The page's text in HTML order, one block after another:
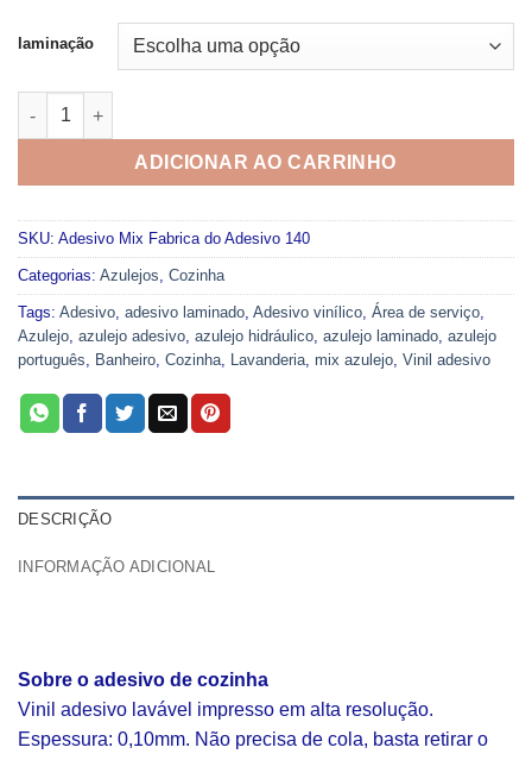
R$49,99
laminação
Adesivo Mix Fabrica do Adesivo 140 quantidade
ADICIONAR AO CARRINHO
SKU: Adesivo Mix Fabrica do Adesivo 140
Categorias: Azulejos, Cozinha
Tags: Adesivo, adesivo laminado, Adesivo vinílico, Área de serviço,
Azulejo, azulejo adesivo, azulejo hidráulico, azulejo laminado, azulejo
português, Banheiro, Cozinha, Lavanderia, mix azulejo, Vinil adesivo
DESCRIÇÃO
INFORMAÇÃO ADICIONAL
Sobre o adesivo de cozinha
Vinil adesivo lavável impresso em alta resolução.
Espessura: 0,10mm. Não precisa de cola, basta retirar o